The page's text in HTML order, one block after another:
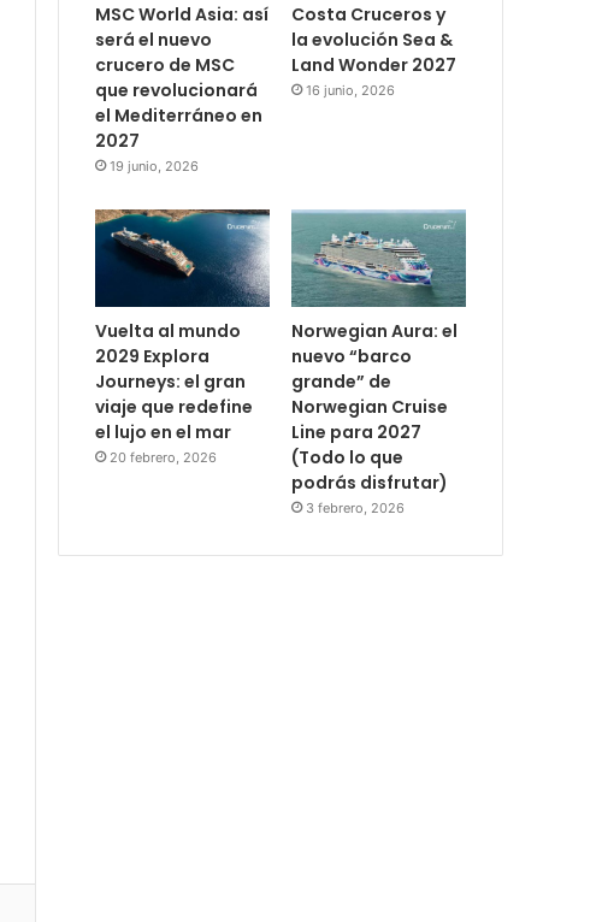
MSC World Asia: así
será el nuevo
crucero de MSC
que revolucionará
el Mediterráneo en
2027
19 junio, 2026
Costa Cruceros y
la evolución Sea &
Land Wonder 2027
16 junio, 2026
Vuelta al mundo
2029 Explora
Journeys: el gran
viaje que redefine
el lujo en el mar
20 febrero, 2026
Norwegian Aura: el
nuevo “barco
grande” de
Norwegian Cruise
Line para 2027
(Todo lo que
podrás disfrutar)
3 febrero, 2026